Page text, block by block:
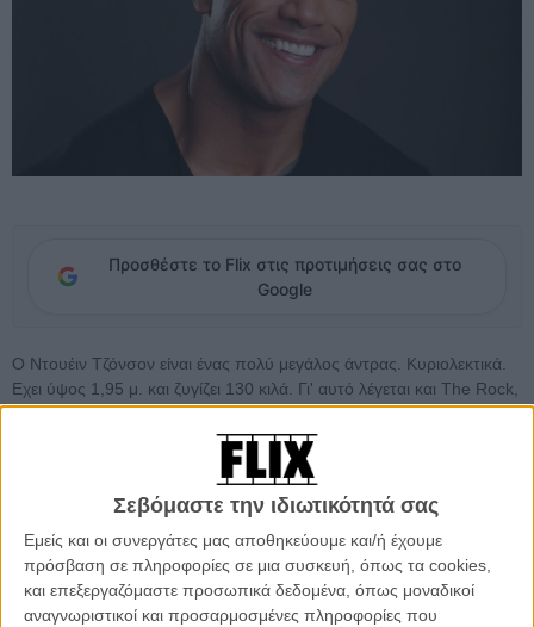
Σεβόμαστε την ιδιωτικότητά σας
Εμείς και οι συνεργάτες μας αποθηκεύουμε και/ή έχουμε
πρόσβαση σε πληροφορίες σε μια συσκευή, όπως τα cookies,
και επεξεργαζόμαστε προσωπικά δεδομένα, όπως μοναδικοί
αναγνωριστικοί και προσαρμοσμένες πληροφορίες που
Προσθέστε το Flix στις προτιμήσεις σας στο
Google
Ο Ντουέιν Τζόνσον είναι ένας πολύ μεγάλος άντρας. Κυριολεκτικά.
Εχει ύψος 1,95 μ. και ζυγίζει 130 κιλά. Γι' αυτό λέγεται και The Rock,
νομίζουμε. Κι όμως ο Ντουέιν κοκκίνησε απ' τη χαρά του σαν
παιδάκι, όταν έλαβε, απρόσμενα, μια ιδιόχειρη επιστολή (αυτά τα
πράγματα δε λέγονται με email ή dm!), από τον Στίβεν Σπίλμπεργκ,
ο οποίος του έγραψε, απλώς, για να του πει ότι τον απολαμβάνει
ως καλλιτέχνη.
Διαβάστε ακόμη:Ο The Rock είναι ο Bambi το Ελαφάκι που
θέλεις να χαϊδέψεις;